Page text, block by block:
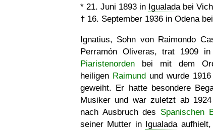
* 21. Juni 1893 in Igualadabei
† 16. September 1936 in Odenabei
Ignatius, Sohn von Raimondo
Perramón Oliveras, trat 1909 in
Piaristenorden bei mit dem
heiligen Raimundund wurde 1916
geweiht. Er hatte besondere
Musiker und war zuletzt ab
nach Ausbruch des Spanischen
seiner Mutter in Igualadaaufhielt,